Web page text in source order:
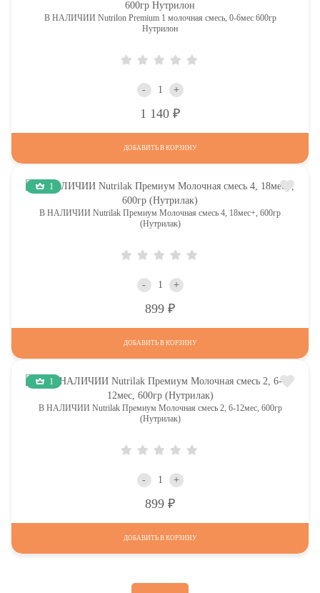
В НАЛИЧИИ Nutrilon Premium 1 молочная смесь, 0-6мес 600гр
Нутрилон
- +
1 140
ДОБАВИТЬ В КОРЗИНУ
1
В НАЛИЧИИ Nutrilak Премиум Молочная смесь 4, 18мес+, 600гр
(Нутрилак)
- +
899
ДОБАВИТЬ В КОРЗИНУ
1
В НАЛИЧИИ Nutrilak Премиум Молочная смесь 2, 6-12мес, 600гр
(Нутрилак)
- +
899
ДОБАВИТЬ В КОРЗИНУ